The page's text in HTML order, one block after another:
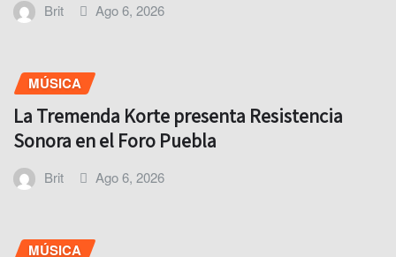
Brit Ago 6, 2026
MÚSICA
La Tremenda Korte presenta Resistencia
Sonora en el Foro Puebla
Brit Ago 6, 2026
MÚSICA